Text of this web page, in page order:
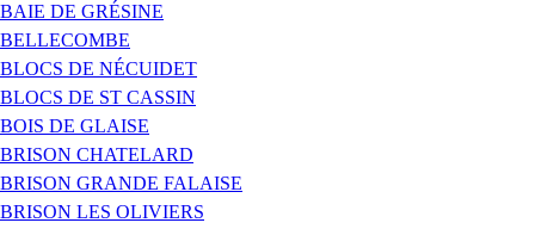
BAIE DE GRÉSINE
BELLECOMBE
BLOCS DE NÉCUIDET
BLOCS DE ST CASSIN
BOIS DE GLAISE
BRISON CHATELARD
BRISON GRANDE FALAISE
BRISON LES OLIVIERS